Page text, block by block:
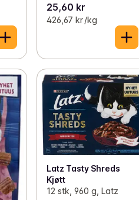
25,60 kr
426,67 kr /kg
Latz Tasty Shreds
Kjøtt
12 stk, 960 g, Latz